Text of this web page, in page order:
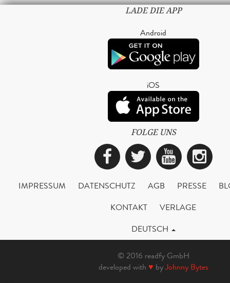
LADE DIE APP
Android
iOS
FOLGE UNS
Facebook
Twitter
IMPRESSUM DATENSCHUTZ AGB PRESSE
KONTAKT
VERLAGE
DEUTSCH
© 2016 readfy GmbH
developed with ♥ byJohnny Bytes